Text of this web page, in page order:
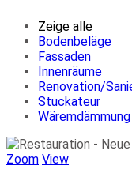
Zeige alle
Bodenbeläge
Fassaden
Innenräume
Renovation/
Stuckateur
Wäremdämmung
Zoom View